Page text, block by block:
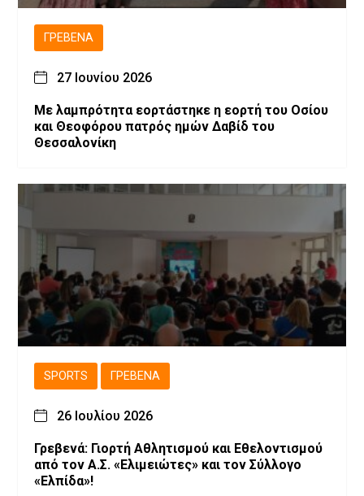
ΓΡΕΒΕΝΆ
27 Ιουνίου 2026
Με λαμπρότητα εορτάστηκε η εορτή του Οσίου
και Θεοφόρου πατρός ημών Δαβίδ του
Θεσσαλονίκη
SPORTS ΓΡΕΒΕΝΆ
26 Ιουλίου 2026
Γρεβενά: Γιορτή Αθλητισμού και Εθελοντισμού
από τον Α.Σ. «Ελιμειώτες» και τον Σύλλογο
«Ελπίδα»!